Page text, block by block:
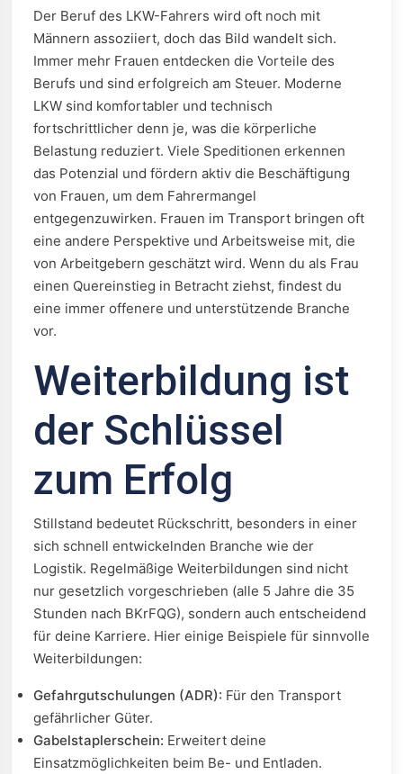
Der Beruf des LKW-Fahrers wird oft noch mit
Männern assoziiert, doch das Bild wandelt sich.
Immer mehr Frauen entdecken die Vorteile des
Berufs und sind erfolgreich am Steuer. Moderne
LKW sind komfortabler und technisch
fortschrittlicher denn je, was die körperliche
Belastung reduziert. Viele Speditionen erkennen
das Potenzial und fördern aktiv die Beschäftigung
von Frauen, um dem Fahrermangel
entgegenzuwirken. Frauen im Transport bringen oft
eine andere Perspektive und Arbeitsweise mit, die
von Arbeitgebern geschätzt wird. Wenn du als Frau
einen Quereinstieg in Betracht ziehst, findest du
eine immer offenere und unterstützende Branche
vor.
Weiterbildung ist
der Schlüssel
zum Erfolg
Stillstand bedeutet Rückschritt, besonders in einer
sich schnell entwickelnden Branche wie der
Logistik. Regelmäßige Weiterbildungen sind nicht
nur gesetzlich vorgeschrieben (alle 5 Jahre die 35
Stunden nach BKrFQG), sondern auch entscheidend
für deine Karriere. Hier einige Beispiele für sinnvolle
Weiterbildungen:
Gefahrgutschulungen (ADR): Für den Transport
gefährlicher Güter.
Gabelstaplerschein: Erweitert deine
Einsatzmöglichkeiten beim Be- und Entladen.